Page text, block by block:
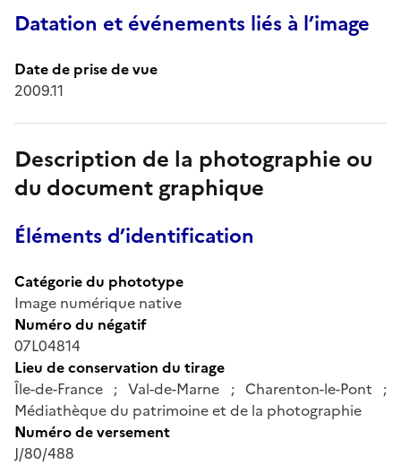
Datation et événements liés à l’image
Date de prise de vue
2009.11
Description de la photographie ou
du document graphique
Éléments d’identification
Catégorie du phototype
Image numérique native
Numéro du négatif
07L04814
Lieu de conservation du tirage
Île-de-France ; Val-de-Marne ; Charenton-le-Pont ;
Médiathèque du patrimoine et de la photographie
Numéro de versement
J/80/488